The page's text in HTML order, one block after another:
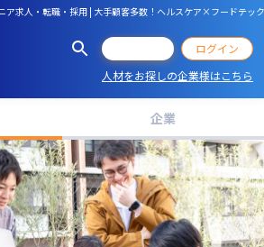
ア求人・転職・採用 | 大手顧客多数！ヘルスケア×フードテ
ログイン
人材をお探しの企業様はこちら
企業